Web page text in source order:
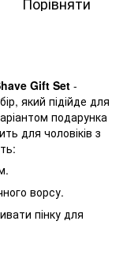
Gift Set -
який підійде для
подарунка
для чоловіків з
ворсу.
пінку для